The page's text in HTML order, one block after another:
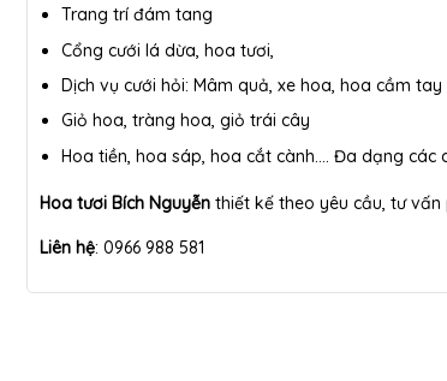
Trang trí đám tang
Cổng cưới lá dừa, hoa tươi,
Dịch vụ cưới hỏi: Mâm quả, xe hoa, hoa cầm
Giỏ hoa, tràng hoa, giỏ trái cây
Hoa tiền, hoa sáp, hoa cắt cành…. Đa dạng
Hoa tươi Bích Nguyễn thiết kế theo yêu cầu, tư
Liên hệ: 0966 988 581